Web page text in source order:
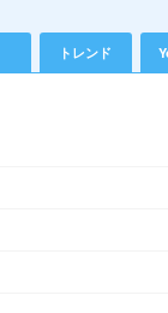
トレンド